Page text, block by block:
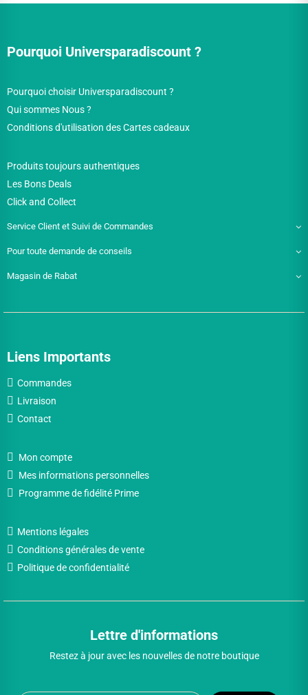
Pourquoi Universparadiscount ?
Pourquoi choisir Universparadiscount ?
Qui sommes Nous ?
Conditions d'utilisation des Cartes cadeaux
Produits toujours authentiques
Les Bons Deals
Click and Collect
Service Client et Suivi de Commandes
Pour toute demande de conseils
Magasin de Rabat
Liens Importants
Commandes
Livraison
Contact
Mon compte
Mes informations personnelles
Programme de fidélité Prime
Mentions légales
Conditions générales de vente
Politique de confidentialité
Lettre d'informations
Restez à jour avec les nouvelles de notre boutique